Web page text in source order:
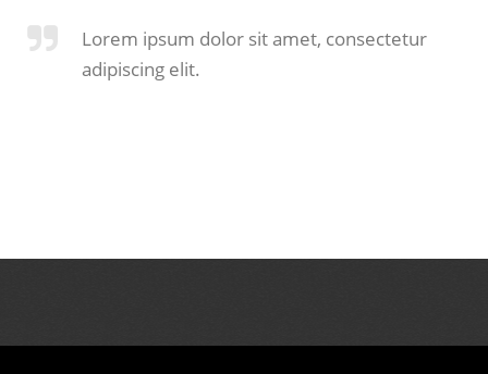
Lorem ipsum dolor sit amet, consectetur
adipiscing elit.